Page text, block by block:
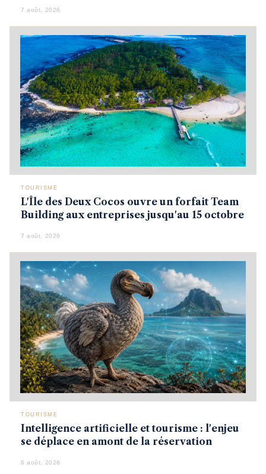
7 août, 2026
TOURISME
L'Île des Deux Cocos ouvre un forfait Team
Building aux entreprises jusqu'au 15 octobre
7 août, 2026
TOURISME
Intelligence artificielle et tourisme : l'enjeu
se déplace en amont de la réservation
6 août, 2026